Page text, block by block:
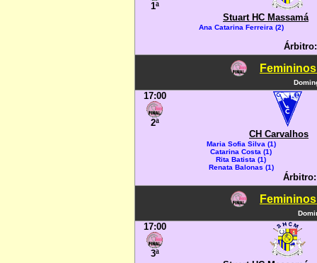
1ª
Stuart HC Massamá
Ana Catarina Ferreira (2)
17:00
2ª
CH Carvalhos
Maria Sofia Silva (1)
Catarina Costa (1)
Rita Batista (1)
Renata Balonas (1)
17:00
3ª